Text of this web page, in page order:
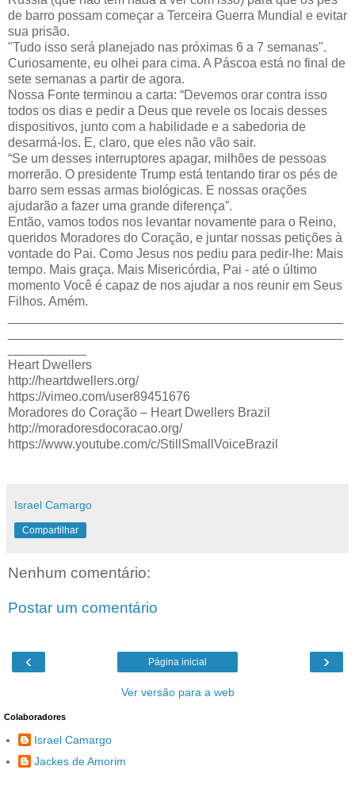
de barro possam começar a Terceira Guerra Mundial e evitar
sua prisão.
"Tudo isso será planejado nas próximas 6 a 7 semanas".
Curiosamente, eu olhei para cima. A Páscoa está no final de
sete semanas a partir de agora.
Nossa Fonte terminou a carta: “Devemos orar contra isso
todos os dias e pedir a Deus que revele os locais desses
dispositivos, junto com a habilidade e a sabedoria de
desarmá-los. E, claro, que eles não vão sair.
“Se um desses interruptores apagar, milhões de pessoas
morrerão. O presidente Trump está tentando tirar os pés de
barro sem essas armas biológicas. E nossas orações
ajudarão a fazer uma grande diferença”.
Então, vamos todos nos levantar novamente para o Reino,
queridos Moradores do Coração, e juntar nossas petições à
vontade do Pai. Como Jesus nos pediu para pedir-lhe: Mais
tempo. Mais graça. Mais Misericórdia, Pai - até o último
momento Você é capaz de nos ajudar a nos reunir em Seus
Filhos. Amém.
Heart Dwellers
http://heartdwellers.org/
https://vimeo.com/user89451676
Moradores do Coração – Heart Dwellers Brazil
http://moradoresdocoracao.org/
https://www.youtube.com/c/StillSmallVoiceBrazil
Israel Camargo
Compartilhar
Nenhum comentário:
Postar um comentário
‹ ›
Página inicial
Ver versão para a web
Colaboradores
Israel Camargo
Jackes de Amorim